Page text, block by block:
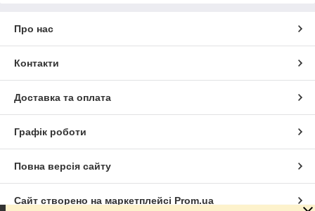
Про нас
Контакти
Доставка та оплата
Графік роботи
Повна версія сайту
Сайт створено на маркетплейсі Prom.ua